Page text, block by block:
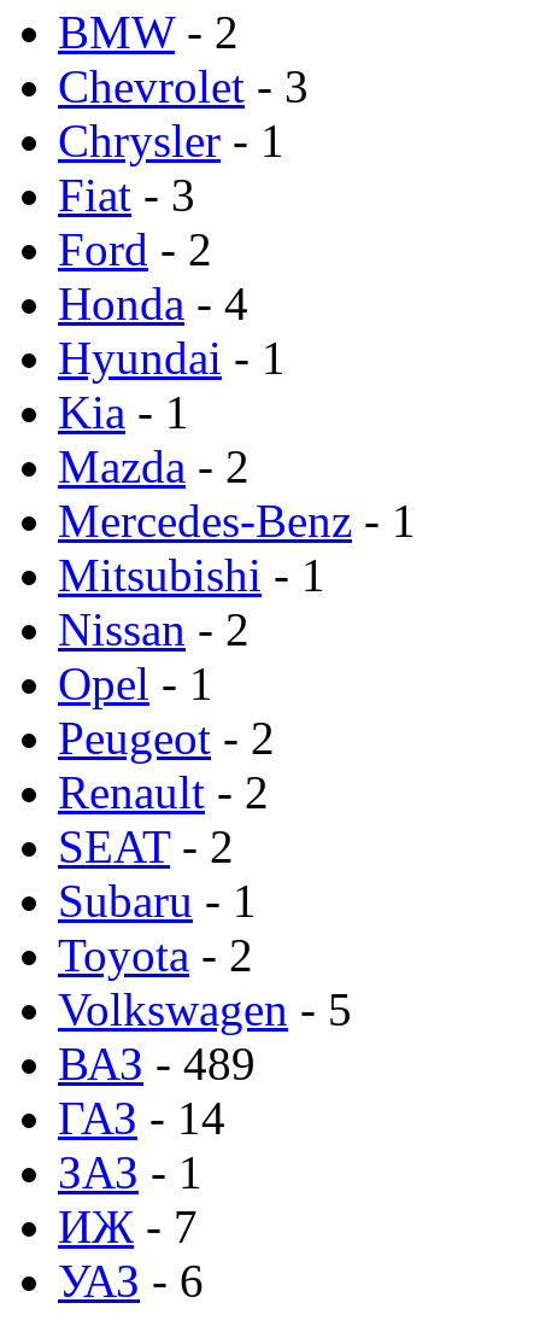
BMW- 2
Chevrolet - 3
Chrysler - 1
Fiat - 3
Ford - 2
Honda - 4
Hyundai - 1
Kia - 1
Mazda - 2
Mercedes-Benz - 1
Mitsubishi - 1
Nissan - 2
Opel - 1
Peugeot - 2
Renault - 2
SEAT- 2
Subaru - 1
Toyota - 2
Volkswagen - 5
ВАЗ - 489
ГАЗ - 14
ЗАЗ - 1
ИЖ - 7
УАЗ - 6